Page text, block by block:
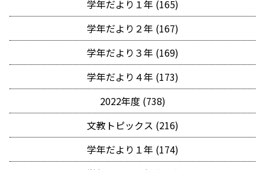
学年だより１年 (165)
学年だより２年 (167)
学年だより３年 (169)
学年だより４年 (173)
2022年度 (738)
文教トピックス (216)
学年だより１年 (174)